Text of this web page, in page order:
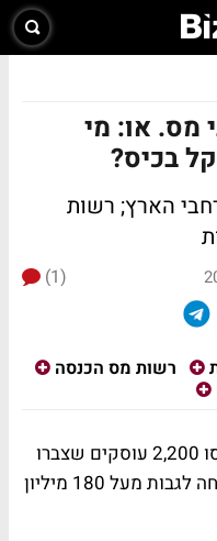
מס. או: מי
הארץ; רשות
(1)
רשות מס הכנסה
במטרה להיאבק בהון השחור, נתפסו 2,200 עוסקים שצברו
חובות למע"מ, ורשות המסים הצליחה לגבות מעל 180 מיליון